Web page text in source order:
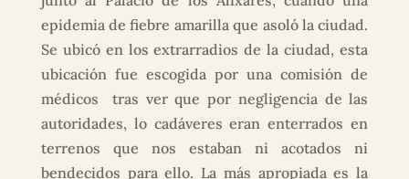
epidemia de fiebre amarilla que asoló la ciudad.
Se ubicó en los extrarradios de la ciudad, esta
ubicación fue escogida por una comisión de
médicos tras ver que por negligencia de las
autoridades, lo cadáveres eran enterrados en
terrenos que nos estaban ni acotados ni
bendecidos para ello. La más apropiada es la